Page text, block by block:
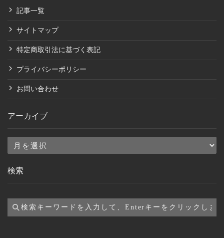
記事一覧
サイトマップ
特定商取引法に基づく表記
プライバシーポリシー
お問い合わせ
アーカイブ
ア
カ
ブ
検索